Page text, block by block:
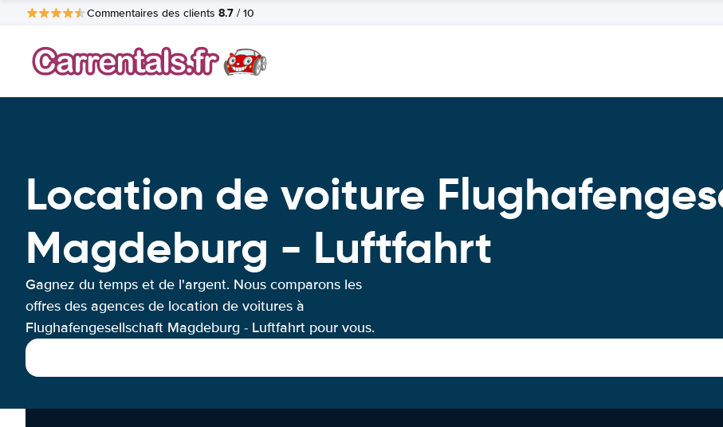
Commentaires des clients 8.7 / 10
Location de voiture
Magdeburg - Luftfahrt
Gagnez du temps et de l'argent. Nous comparons les
offres des agences de location de voitures à
Flughafengesellschaft Magdeburg - Luftfahrt pour vous.